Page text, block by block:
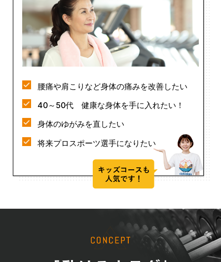
腰痛や肩こりなど身体の痛みを改善したい
40～50代 健康な身体を手に入れたい！
身体のゆがみを直したい
将来プロスポーツ選手になりたい